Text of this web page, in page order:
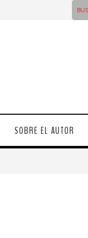
SOBRE EL AUTOR